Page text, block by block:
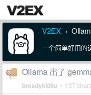
V2EX ›
一个简单好用的
Ollama 出了
breadykidliu • 137